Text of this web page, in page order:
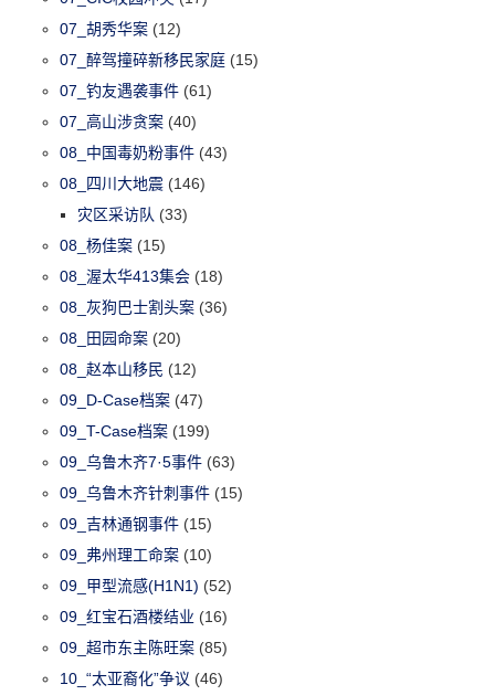
07_胡秀华案 (12)
07_醉驾撞碎新移民家庭 (15)
07_钓友遇袭事件 (61)
07_高山涉贪案 (40)
08_中国毒奶粉事件 (43)
08_四川大地震 (146)
灾区采访队 (33)
08_杨佳案 (15)
08_渥太华413集会 (18)
08_灰狗巴士割头案 (36)
08_田园命案 (20)
08_赵本山移民 (12)
09_D-Case档案 (47)
09_T-Case档案 (199)
09_乌鲁木齐7·5事件 (63)
09_乌鲁木齐针刺事件 (15)
09_吉林通钢事件 (15)
09_弗州理工命案 (10)
09_甲型流感(H1N1) (52)
09_红宝石酒楼结业 (16)
09_超市东主陈旺案 (85)
10_“太亚裔化”争议 (46)